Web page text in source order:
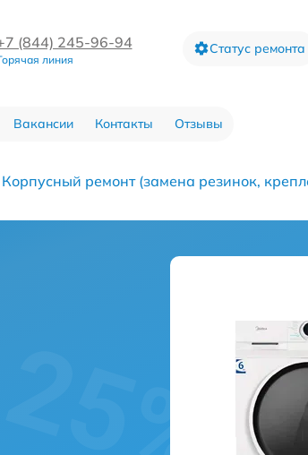
(844) 245-96-94
линия
Статус ремонта
Вакансии Контакты Отзывы
Корпусный ремонт (замена резинок,